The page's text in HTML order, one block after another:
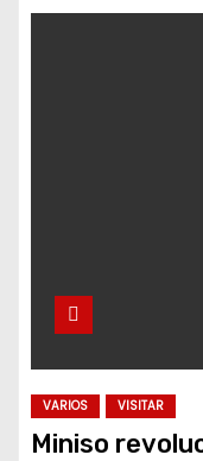
VARIOS VISITAR
Miniso